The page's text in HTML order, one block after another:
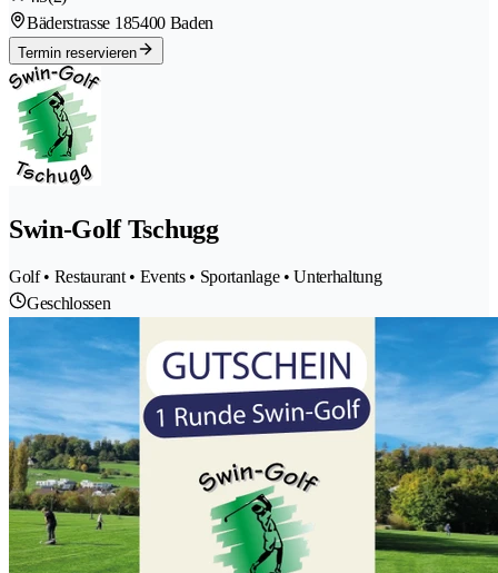
Bäderstrasse 185400 Baden
Termin reservieren
Swin-Golf Tschugg
Golf • Restaurant • Events • Sportanlage • Unterhaltung
Geschlossen